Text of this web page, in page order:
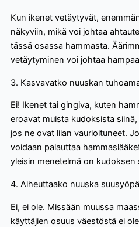
Kun ikenet vetäytyvät,
näkyviin, mikä voi johtaa
tässä osassa hammasta.
vetäytyminen voi johtaa
3. Kasvavatko nuuskan
Ei! Ikenet tai gingiva, kuten
eroavat muista kudoksista
jos ne ovat liian vaurioituneet.
voidaan palauttaa
yleisin menetelmä on kudoksen
4. Aiheuttaako nuuska
Ei, ei ole. Missään muussa
käyttäjien osuus väestöstä ei